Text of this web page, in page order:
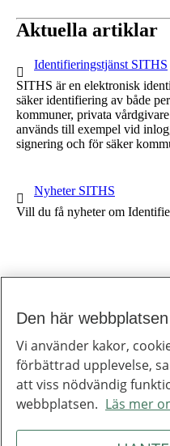
Aktuella artiklar
1 av 1Identifieringstjänst SITHS
SITHS är en elektronisk
säker identifiering av både
kommuner, privata
används till exempel vid
signering och för säker
1 av 1Nyheter SITHS
Vill du få nyheter om
Till toppen av sidan
Inera
Inera är ett digitaliseringsbolag
Om Inera
Jobba hos oss
Ineras nyhetsbrev
Inera på LinkedIn
Den här
Vi använder kakor,
förbättrad upplevelse,
att viss nödvändig
webbplatsen. Läs mer